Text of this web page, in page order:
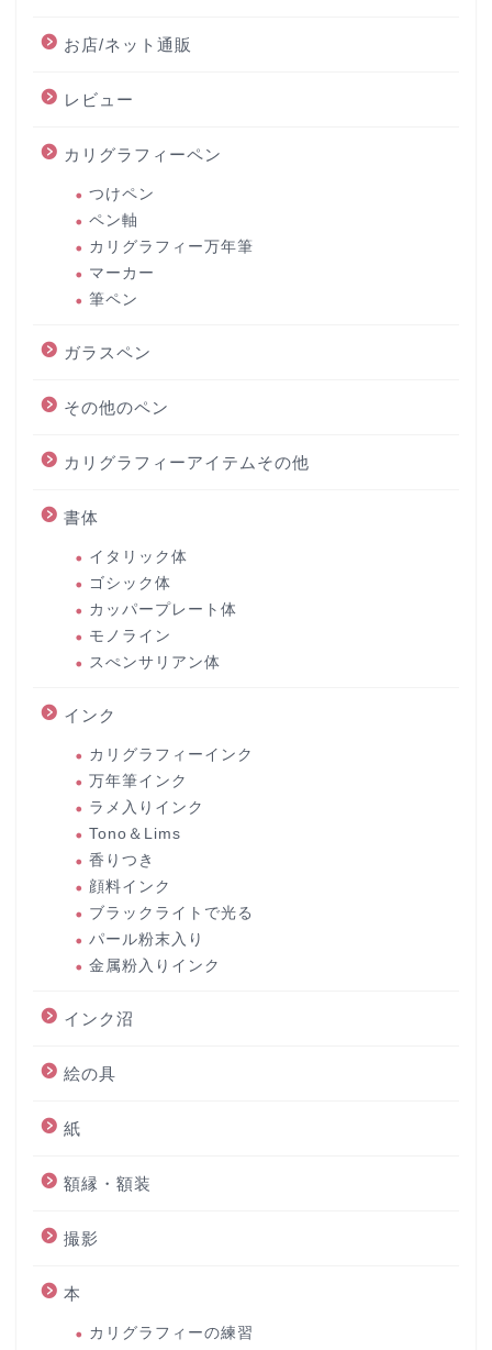
お店/ネット通販
レビュー
カリグラフィーペン
つけペン
ペン軸
カリグラフィー万年筆
マーカー
筆ペン
ガラスペン
その他のペン
カリグラフィーアイテムその他
書体
イタリック体
ゴシック体
カッパープレート体
モノライン
スぺンサリアン体
インク
カリグラフィーインク
万年筆インク
ラメ入りインク
Tono＆Lims
香りつき
顔料インク
ブラックライトで光る
パール粉末入り
金属粉入りインク
インク沼
絵の具
紙
額縁・額装
撮影
本
カリグラフィーの練習